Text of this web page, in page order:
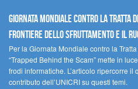
GIORNATA MONDIALE CONTRO LA
FRONTIERE DELLO SFRUTTAMENTO E IL
Per la Giornata Mondiale contro la
“Trapped Behind the Scam” mette in
frodi informatiche. L’articolo ripercorre
contributo dell’UNICRI su questi temi.